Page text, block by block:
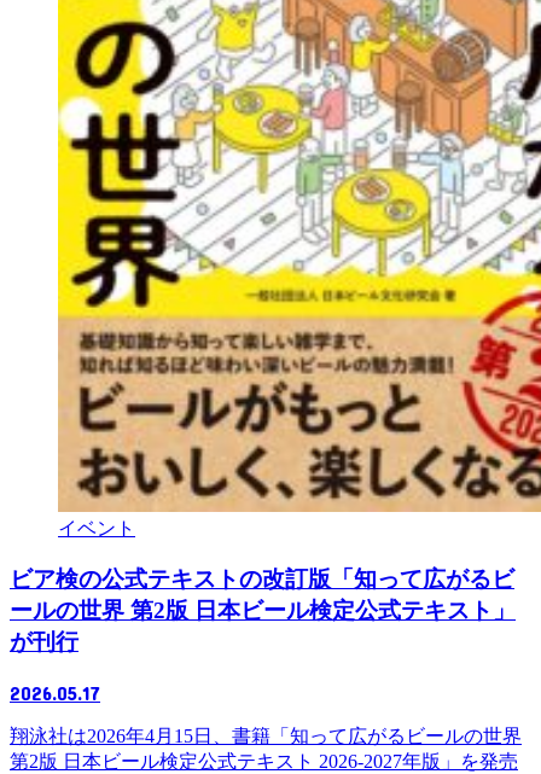
イベント
ビア検の公式テキストの改訂版「知って広がるビ
ールの世界 第2版 日本ビール検定公式テキスト」
が刊行
2026.05.17
翔泳社は2026年4月15日、書籍「知って広がるビールの世界
第2版 日本ビール検定公式テキスト 2026-2027年版」を発売